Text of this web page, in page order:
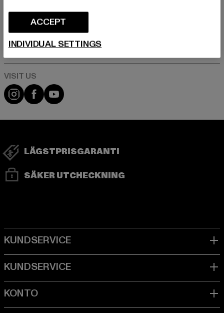
REGISTRERA DIG
integritetspolicy. Du kan när som helst avregistrera dig kostnadsfritt.
Läs integritetspolicyn
Visit our Instagram page:
Visit our Facebook page:
Visit our YouTube channel:
LÄGSTPRISGARANTI
SÄKER UTCHECKNING
ACCEPT
INDIVIDUAL SETTINGS